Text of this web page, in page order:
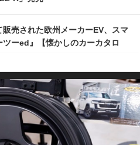
販売された欧州メーカーEV、スマ
ツーed』【懐かしのカーカタロ